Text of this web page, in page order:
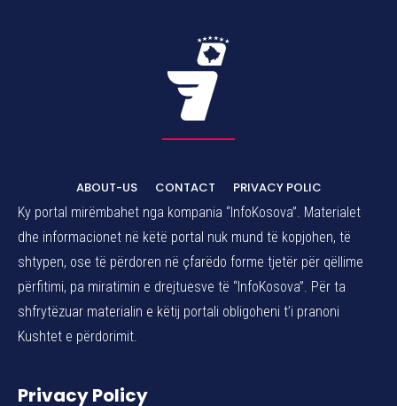
ABOUT-US CONTACT
PRIVACY POLIC
Ky portal mirëmbahet nga kompania “InfoKosova”. Materialet
dhe informacionet në këtë portal nuk mund të kopjohen, të
shtypen, ose të përdoren në çfarëdo forme tjetër për qëllime
përfitimi, pa miratimin e drejtuesve të “InfoKosova”. Për ta
shfrytëzuar materialin e këtij portali obligoheni t’i pranoni
Kushtet e përdorimit.
Privacy Policy